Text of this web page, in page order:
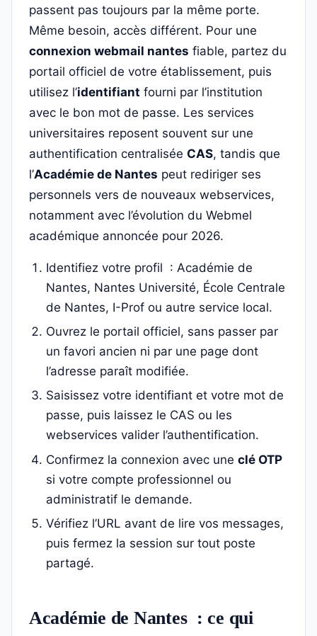
passent pas toujours par la même porte.
Même besoin, accès différent. Pour une
connexion webmail nantes fiable, partez du
portail officiel de votre établissement, puis
utilisez l’identifiant fourni par l’institution
avec le bon mot de passe. Les services
universitaires reposent souvent sur une
authentification centralisée CAS, tandis que
l’Académie de Nantes peut rediriger ses
personnels vers de nouveaux webservices,
notamment avec l’évolution du Webmel
académique annoncée pour 2026.
Identifiez votre profil : Académie de
Nantes, Nantes Université, École Centrale
de Nantes, I-Prof ou autre service local.
Ouvrez le portail officiel, sans passer par
un favori ancien ni par une page dont
l’adresse paraît modifiée.
Saisissez votre identifiant et votre mot de
passe, puis laissez le CAS ou les
webservices valider l’authentification.
Confirmez la connexion avec une clé OTP
si votre compte professionnel ou
administratif le demande.
Vérifiez l’URL avant de lire vos messages,
puis fermez la session sur tout poste
partagé.
Académie de Nantes : ce qui